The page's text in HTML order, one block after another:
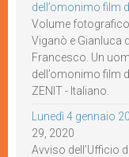
dell’omonimo film
Volume
Viganò e Gianluca
Francesco. Un
dell’omonimo film
ZENIT - Italiano.
Lunedì 4 gennaio
29, 2020
Avviso dell’Ufficio